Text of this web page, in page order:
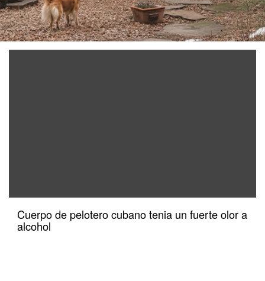
Cuerpo de pelotero cubano tenia un fuerte olor a
alcohol